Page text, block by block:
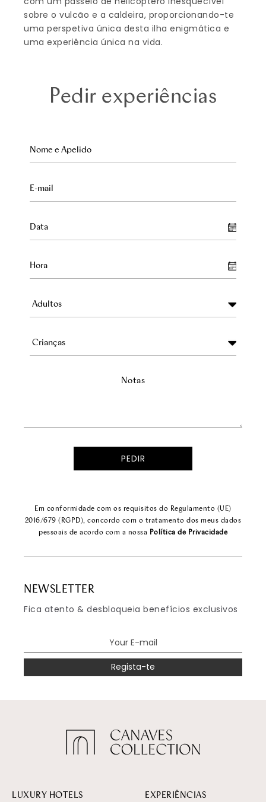
sobre o vulcão e a caldeira, proporcionando-te
uma perspetiva única desta ilha enigmática e
uma experiência única na vida.
Pedir experiências
Notas
Em conformidade com os requisitos do Regulamento (UE)
2016/679 (RGPD), concordo com o tratamento dos meus dados
pessoais de acordo com a nossa Política de Privacidade
NEWSLETTER
Fica atento & desbloqueia benefícios exclusivos
Regista-te
LUXURY HOTELS
EXPERIÊNCIAS